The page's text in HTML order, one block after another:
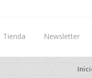
Tienda Newsletter